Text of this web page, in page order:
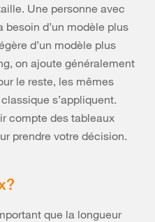
Une personne avec
d’un modèle plus
d’un modèle plus
on ajoute généralement
le reste, les mêmes
s’appliquent.
compte des tableaux
prendre votre décision.
que la longueur